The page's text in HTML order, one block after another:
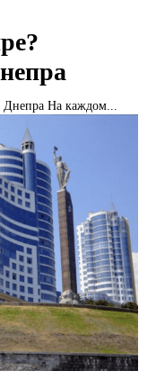
Куда сходить в Днепре? Рестораны и кафе Днепра На каждом...